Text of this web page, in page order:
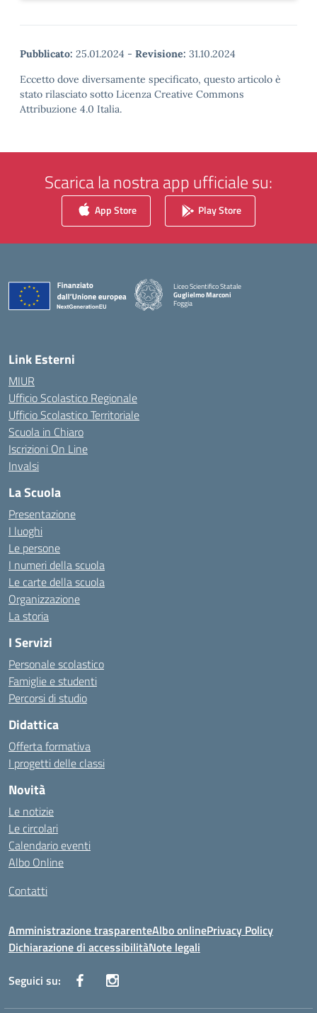
Pubblicato: 25.01.2024 - Revisione: 31.10.2024
Eccetto dove diversamente specificato, questo articolo è
stato rilasciato sotto Licenza Creative Commons
Attribuzione 4.0 Italia.
Scarica la nostra app ufficiale su:
App Store Play Store
Liceo Scientifico Statale
Guglielmo Marconi
Foggia
— Visita la pagina iniziale della scuola
Link Esterni
MIUR
Ufficio Scolastico Regionale
Ufficio Scolastico Territoriale
Scuola in Chiaro
Iscrizioni On Line
Invalsi
La Scuola
Presentazione
I luoghi
Le persone
I numeri della scuola
Le carte della scuola
Organizzazione
La storia
I Servizi
Personale scolastico
Famiglie e studenti
Percorsi di studio
Didattica
Offerta formativa
I progetti delle classi
Novità
Le notizie
Le circolari
Calendario eventi
Albo Online
Contatti
Amministrazione trasparenteAlbo onlinePrivacy Policy
Dichiarazione di accessibilitàNote legali
Seguici su: